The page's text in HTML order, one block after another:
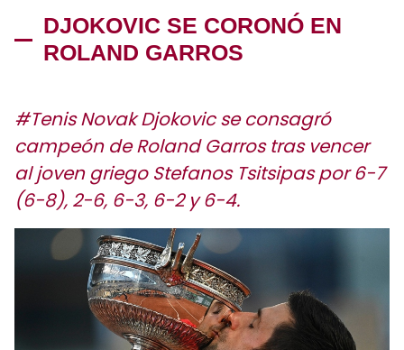
DJOKOVIC SE CORONÓ EN
ROLAND GARROS
#Tenis Novak Djokovic se consagró
campeón de Roland Garros tras vencer
al joven griego Stefanos Tsitsipas por 6-7
(6-8), 2-6, 6-3, 6-2 y 6-4.